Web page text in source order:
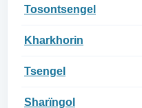
Tosontsengel
Kharkhorin
Tsengel
Sharïngol